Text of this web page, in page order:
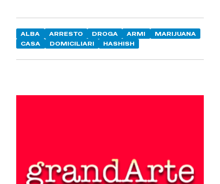
ALBA ARRESTO DROGA ARMI
MARIJUANA
CASA
DOMICILIARI HASHISH